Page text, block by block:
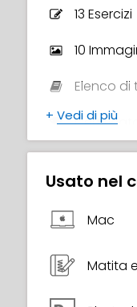
personale
aver
all'arte, e ti
continuare a
Cominciamo?
13 Esercizi
10
Elenco di
+ Vedi di più
Usato nel
Mac
Matita